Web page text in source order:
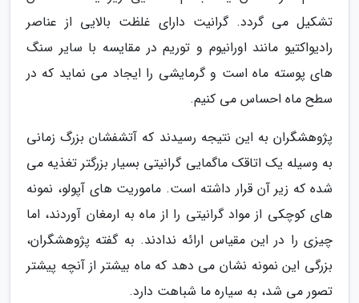
تشکیل می گردد. گرانیت دارای غلظت بالایی از عناصر
رادیواکتیو مانند اورانیوم و توریم در مقایسه با سایر سنگ
های پوسته ماه است و گرمایشی را ایجاد می نماید که در
سطح ماه احساس می کنیم.
پژوهشگران به این نتیجه رسیدند که آتشفشان بزرگ زمانی
به وسیله یک اتاقک ماگمایی گرانیتی بسیار بزرگتر تغذیه می
شده که زیر آن قرار داشته است. ماموریت های آپولو، نمونه
های کوچکی از مواد گرانیتی را از ماه به ارمغان آوردند، اما
چیزی را در این مقیاس ارائه ندادند. به گفته پژوهشگران،
بزرگی این نمونه نشان می دهد که ماه بیشتر از آنچه پیشتر
تصور می شد، به سیاره ما شباهت دارد.